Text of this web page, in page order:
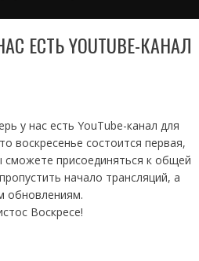
ЕСТЬ YOUTUBE-КАНАЛ
у нас есть YouTube-канал для
воскресенье состоится первая,
сможете присоединяться к общей
начало трансляций, а
обновлениям.
Воскресе!